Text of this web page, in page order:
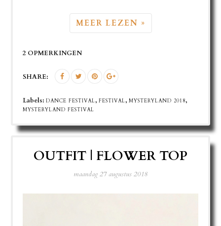
MEER LEZEN »
2 OPMERKINGEN
SHARE:
Labels:DANCE FESTIVAL,FESTIVAL,MYSTERYLAND 2018,
MYSTERYLAND FESTIVAL
OUTFIT | FLOWER TOP
maandag 27 augustus 2018